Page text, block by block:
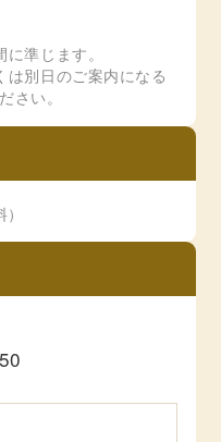
準じます。
別日のご案内になる
さい。